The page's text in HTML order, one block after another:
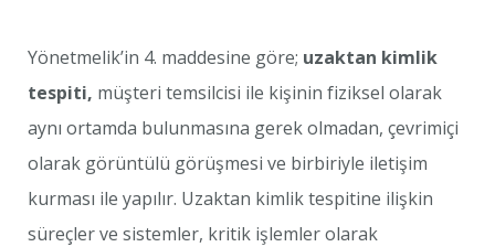
Yönetmelik’in 4. maddesine göre; uzaktan kimlik
tespiti, müşteri temsilcisi ile kişinin fiziksel olarak
aynı ortamda bulunmasına gerek olmadan, çevrimiçi
olarak görüntülü görüşmesi ve birbiriyle iletişim
kurması ile yapılır. Uzaktan kimlik tespitine ilişkin
süreçler ve sistemler, kritik işlemler olarak